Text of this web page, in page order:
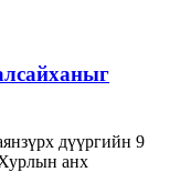
дүүргийн 9
анх